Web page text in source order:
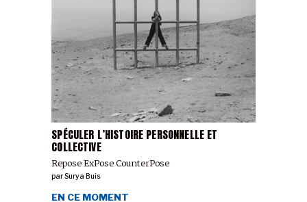
SPÉCULER L’HISTOIRE PERSONNELLE ET
COLLECTIVE
Repose ExPose CounterPose
parSurya Buis
EN CE MOMENT